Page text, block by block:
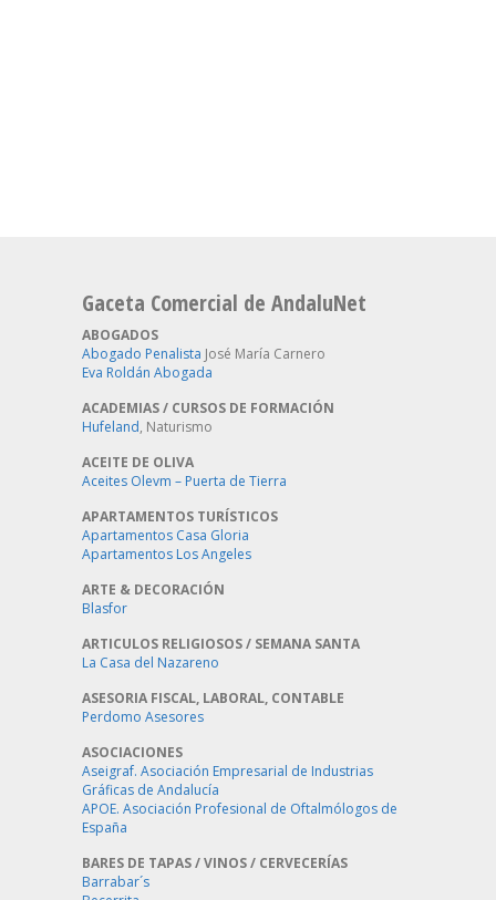
Gaceta Comercial de AndaluNet
ABOGADOS
Abogado Penalista José María Carnero
Eva Roldán Abogada
ACADEMIAS / CURSOS DE FORMACIÓN
Hufeland, Naturismo
ACEITE DE OLIVA
Aceites Olevm – Puerta de Tierra
APARTAMENTOS TURÍSTICOS
Apartamentos Casa Gloria
Apartamentos Los Angeles
ARTE & DECORACIÓN
Blasfor
ARTICULOS RELIGIOSOS / SEMANA SANTA
La Casa del Nazareno
ASESORIA FISCAL, LABORAL, CONTABLE
Perdomo Asesores
ASOCIACIONES
Aseigraf. Asociación Empresarial de Industrias
Gráficas de Andalucía
APOE. Asociación Profesional de Oftalmólogos de
España
BARES DE TAPAS / VINOS / CERVECERÍAS
Barrabar´s